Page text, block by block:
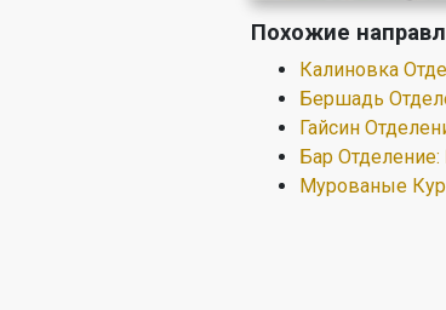
Похожие
Калиновка
Бершадь
Гайсин
Бар
Мурованые